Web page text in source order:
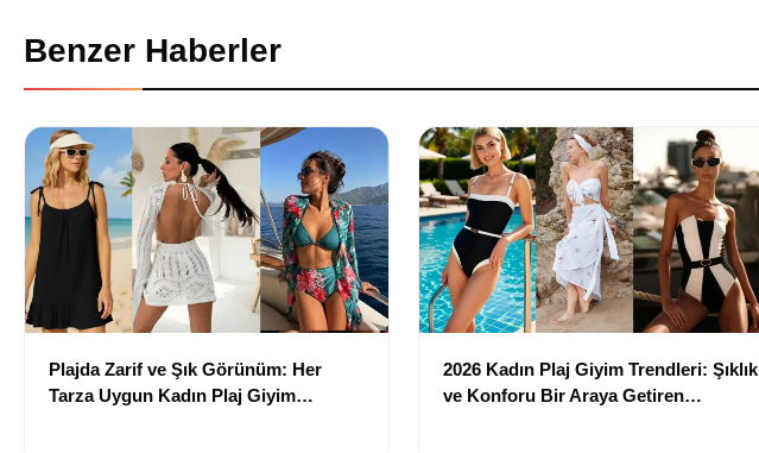
Benzer Haberler
Plajda Zarif ve Şık Görünüm: Her
Tarza Uygun Kadın Plaj Giyim
2026 Kadın Plaj Giyim Trendleri: Şıklık
ve Konforu Bir Araya Getiren